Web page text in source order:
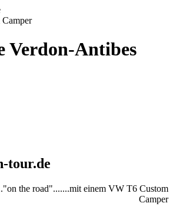
Verdon-Antibes
tour.de
the road".......mit einem VW T6 Custom
Camper